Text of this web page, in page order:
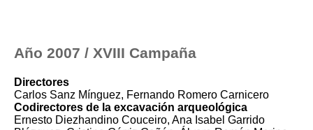
Año 2007 / XVIII Campaña
Directores
Carlos Sanz Mínguez, Fernando Romero Carnicero
Codirectores de la excavación arqueológica
Ernesto Diezhandino Couceiro, Ana Isabel Garrido